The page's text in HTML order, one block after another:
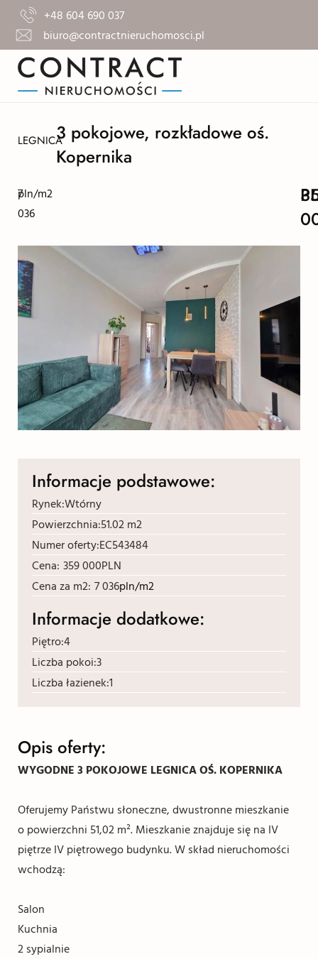
+48 604 690 037
biuro@contractnieruchomosci.pl
LEGNICA3 pokojowe, rozkładowe oś.
Kopernika
7
036
pln/m2
Opis oferty:
WYGODNE 3 POKOJOWE LEGNICA OŚ. KOPERNIKA
Oferujemy Państwu słoneczne, dwustronne mieszkanie
o powierzchni 51,02 m². Mieszkanie znajduje się na IV
piętrze IV piętrowego budynku. W skład nieruchomości
wchodzą:
Salon
Kuchnia
2 sypialnie
Informacje podstawowe:
Rynek:Wtórny
Powierzchnia:51.02 m2
Numer oferty:EC543484
Cena: 359 000PLN
Cena za m2: 7 036pln/m2
Informacje dodatkowe:
Piętro:4
Liczba pokoi:3
Liczba łazienek:1